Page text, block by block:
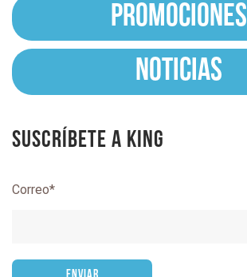
PROMOCIONES
NOTICIAS
Suscríbete a King
Correo*